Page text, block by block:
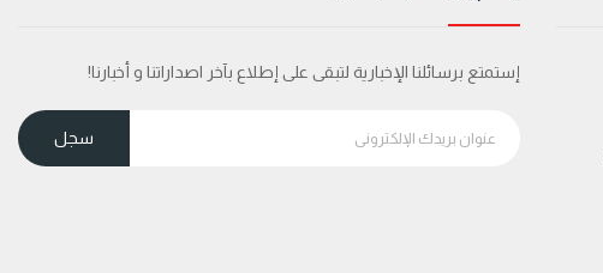
إستمتع برسائلنا الإخبارية لتبقى على إطلاع بآخر اصداراتنا و أخبارنا!